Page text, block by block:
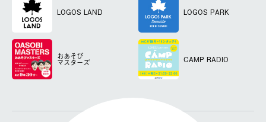
LOGOS LAND LOGOS PARK
おあそび
マスターズ CAMP RADIO